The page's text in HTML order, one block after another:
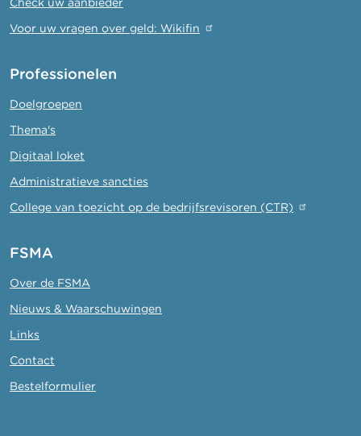
Voor uw vragen over geld: Wikifin
Professionelen
Doelgroepen
Thema's
Digitaal loket
Administratieve sancties
College van toezicht op de bedrijfsrevisoren (CTR)
FSMA
Over de FSMA
Nieuws & Waarschuwingen
Links
Contact
Bestelformulier